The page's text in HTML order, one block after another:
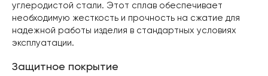
углеродистой стали. Этот сплав обеспечивает
необходимую жесткость и прочность на сжатие для
надежной работы изделия в стандартных условиях
эксплуатации.
Защитное покрытие